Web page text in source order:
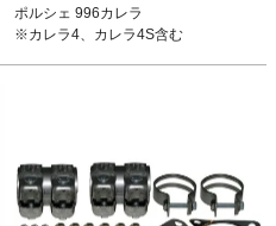
ポルシェ 996カレラ
※カレラ4、カレラ4S含む